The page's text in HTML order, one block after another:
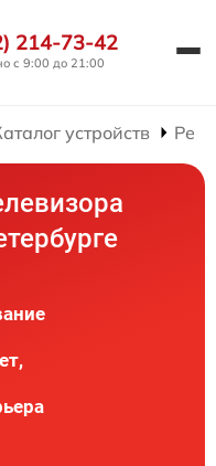
214-73-42
с 9:00 до 21:00
устройств